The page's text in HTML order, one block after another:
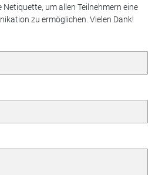
um allen Teilnehmern eine
zu ermöglichen. Vielen Dank!